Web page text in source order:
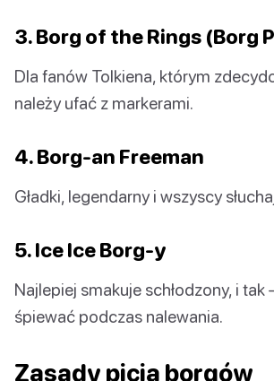
3. Borg of the Rings (Borg
Dla fanów Tolkiena, którym
należy ufać z markerami.
4. Borg-an Freeman
Gładki, legendarny i wszyscy
5. Ice Ice Borg-y
Najlepiej smakuje schłodzony, i tak
śpiewać podczas nalewania.
Zasady picia borgów